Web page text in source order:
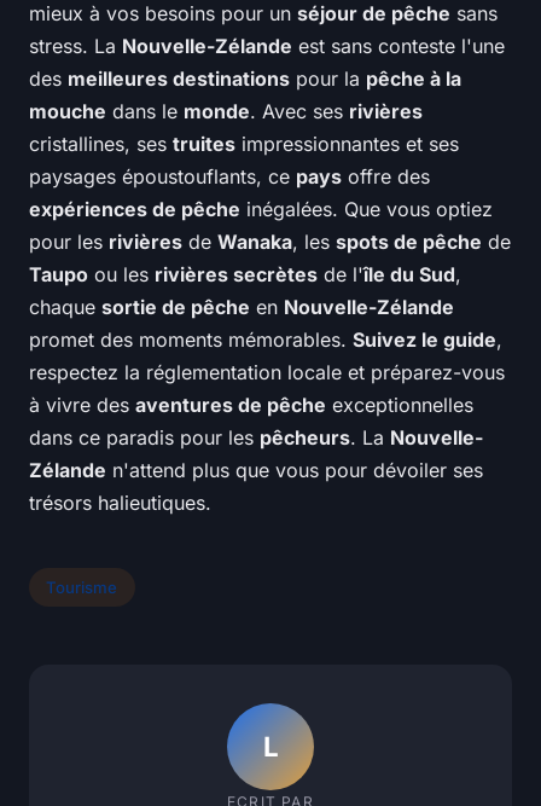
mieux à vos besoins pour un séjour de pêche sans
stress. La Nouvelle-Zélande est sans conteste l'une
des meilleures destinations pour la pêche à la
mouche dans le monde. Avec ses rivières
cristallines, ses truites impressionnantes et ses
paysages époustouflants, ce pays offre des
expériences de pêche inégalées. Que vous optiez
pour les rivières de Wanaka, les spots de pêche de
Taupo ou les rivières secrètes de l'île du Sud,
chaque sortie de pêche en Nouvelle-Zélande
promet des moments mémorables. Suivez le guide,
respectez la réglementation locale et préparez-vous
à vivre des aventures de pêche exceptionnelles
dans ce paradis pour les pêcheurs. La Nouvelle-
Zélande n'attend plus que vous pour dévoiler ses
trésors halieutiques.
Tourisme
L
ECRIT PAR